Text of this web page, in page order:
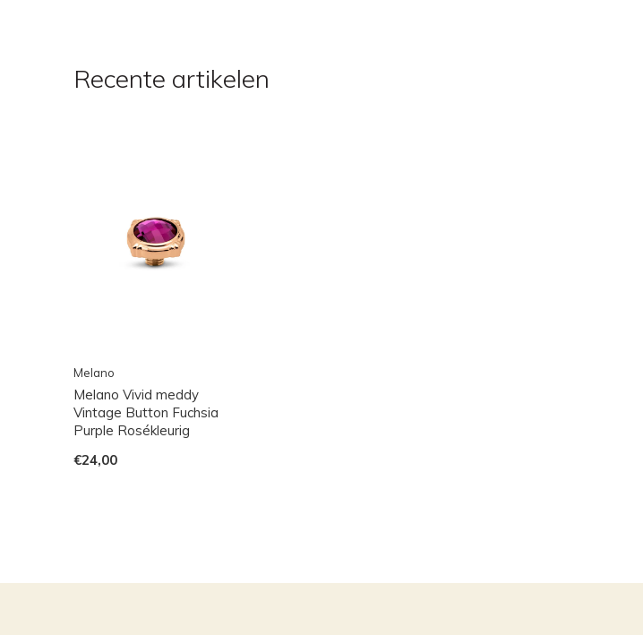
Recente artikelen
Melano
Melano Vivid meddy
Vintage Button Fuchsia
Purple Rosékleurig
€24,00